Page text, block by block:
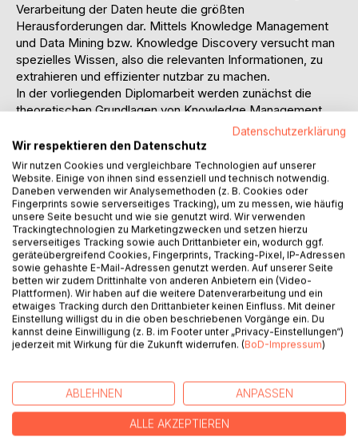
Verarbeitung der Daten heute die größten
Herausforderungen dar. Mittels Knowledge Management
und Data Mining bzw. Knowledge Discovery versucht man
spezielles Wissen, also die relevanten Informationen, zu
extrahieren und effizienter nutzbar zu machen.
In der vorliegenden Diplomarbeit werden zunächst die
theoretischen Grundlagen von Knowledge Management
und Data Mining bzw. Knowledge Discovery aufgezeigt.
Nachdem die theoretischen Grundlagen zur
Nutzwertanalyse und zu technischen Methoden zum
Darstellen und Auffinden von Informationen im Intranet
erläutert worden sind, erfolgt danach die Darstellung der
aktuellen Situation des Knowledge Managements bei der
LEONI AG und die in diesem Zusammenhang auftretenden
Probleme. Dazu wird unter anderem auf die klassischen
Wissensfindungsverfahren der bisherigen Suchmaschine,
und die dabei sich zeigenden Grenzen eingegangen.
Daraus wird im Anschluss der Versuch unternommen, ein
vorläufiges Ideal- Konzept abzuleiten.
Anhand dieses Konzepts werden im praktischen Teil der
Arbeit die verschiedenen möglichen Alternativen zur
dargestellt und einer Nutzwertanalyse, sowie einer
Investitionsrechnung unterzogen. Ziel dabei ist es
herauszufinden, welche Lösungen für LEONI sinnvoll bzgl.
Kosten und Nutzen sind.
Datenschutzerklärung
Wir respektieren den Datenschutz
Wir nutzen Cookies und vergleichbare Technologien auf unserer
Website. Einige von ihnen sind essenziell und technisch notwendig.
Daneben verwenden wir Analysemethoden (z. B. Cookies oder
Fingerprints sowie serverseitiges Tracking), um zu messen, wie häufig
unsere Seite besucht und wie sie genutzt wird. Wir verwenden
Trackingtechnologien zu Marketingzwecken und setzen hierzu
serverseitiges Tracking sowie auch Drittanbieter ein, wodurch ggf.
geräteübergreifend Cookies, Fingerprints, Tracking-Pixel, IP-Adressen
sowie gehashte E-Mail-Adressen genutzt werden. Auf unserer Seite
betten wir zudem Drittinhalte von anderen Anbietern ein (Video-
Plattformen). Wir haben auf die weitere Datenverarbeitung und ein
etwaiges Tracking durch den Drittanbieter keinen Einfluss. Mit deiner
Einstellung willigst du in die oben beschriebenen Vorgänge ein. Du
kannst deine Einwilligung (z. B. im Footer unter „Privacy-Einstellungen“)
jederzeit mit Wirkung für die Zukunft widerrufen. (BoD-Impressum)
ABLEHNEN ANPASSEN
ALLE AKZEPTIEREN